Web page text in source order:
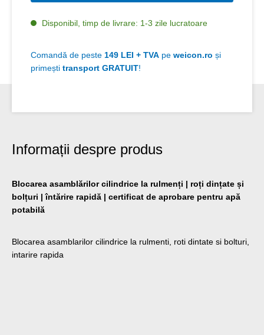
Disponibil, timp de livrare: 1-3 zile lucratoare
Comandă de peste 149 LEI + TVA pe weicon.ro și
primești transport GRATUIT!
Informații despre produs
Blocarea asamblărilor cilindrice la rulmenți | roți dințate și
bolțuri | întărire rapidă | certificat de aprobare pentru apă
potabilă
Blocarea asamblarilor cilindrice la rulmenti, roti dintate si bolturi,
intarire rapida